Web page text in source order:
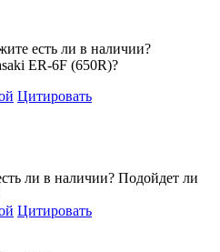
есть ли в наличии?
ER-6F (650R)?
Цитировать
ли в наличии? Подойдет ли
Цитировать